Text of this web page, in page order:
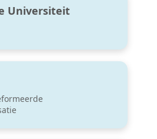
Universiteit